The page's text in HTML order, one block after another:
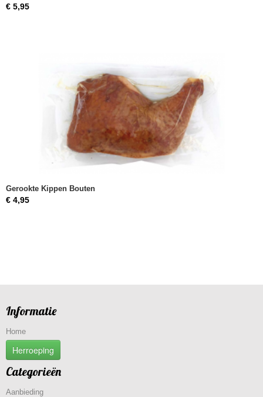
€ 5,95
Gerookte Kippen Bouten
€ 4,95
Informatie
Home
Herroeping
Categorieën
Aanbieding